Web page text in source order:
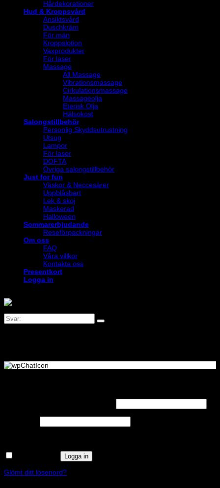
Hårdekorationer
Hud & Kroppsvård
Ansiktsvård
Duschkräm
För män
Kroppslotion
Vaxprodukter
För laser
Massage
All Massage
Vibrationsmassage
Cirkulationsmassage
Massageolja
Eterisk Olja
Hälsokost
Salongstillbehör
Personlig Skyddsutrustning
Utsug
Lampor
För laser
DOFTA
Övriga salongstillbehör
Just for fun
Väskor & Neccesärer
Uppblåsbart
Lek & skoj
Maskerad
Halloween
Sommarerbjudande
Reseförpackningar
Om oss
FAQ
Våra villkor
Kontakta oss
Presentkort
Logga in
Logga in
Glömt ditt lösenord?